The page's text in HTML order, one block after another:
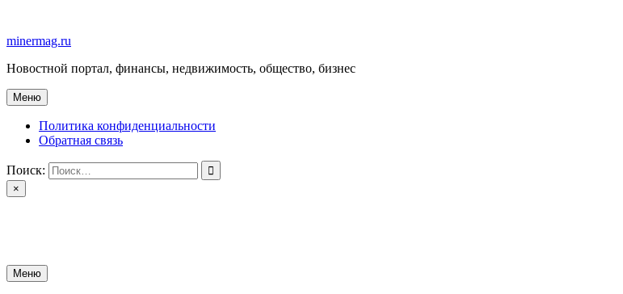
содержимому
minermag.ru
Новостной портал, финансы, недвижимость, общество, бизнес
Меню
Политика конфиденциальности
Обратная связь
Поиск:
×
Меню